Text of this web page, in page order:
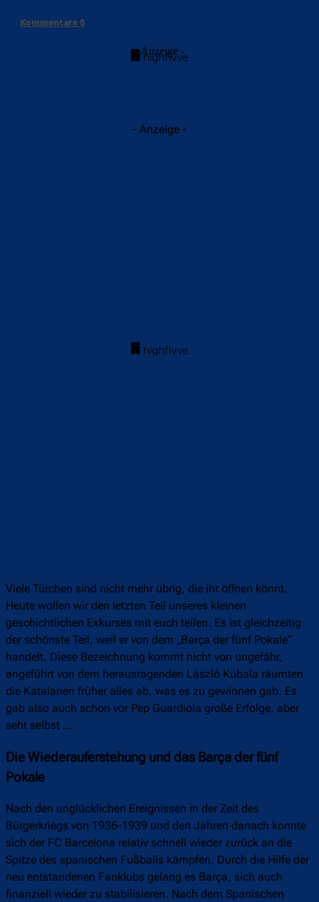
Kommentare0
- Anzeige -
- Anzeige -
Viele Türchen sind nicht mehr übrig, die ihr öffnen könnt.
Heute wollen wir den letzten Teil unseres kleinen
geschichtlichen Exkurses mit euch teilen. Es ist gleichzeitig
der schönste Teil, weil er von dem „Barça der fünf Pokale“
handelt. Diese Bezeichnung kommt nicht von ungefähr,
angeführt von dem herausragenden László Kubala räumten
die Katalanen früher alles ab, was es zu gewinnen gab. Es
gab also auch schon vor Pep Guardiola große Erfolge, aber
seht selbst …
Die Wiederauferstehung und das Barça der fünf
Pokale
Nach den unglücklichen Ereignissen in der Zeit des
Bürgerkriegs von 1936-1939 und den Jahren danach konnte
sich der FC Barcelona relativ schnell wieder zurück an die
Spitze des spanischen Fußballs kämpfen. Durch die Hilfe der
neu entstandenen Fanklubs gelang es Barça, sich auch
finanziell wieder zu stabilisieren. Nach dem Spanischen